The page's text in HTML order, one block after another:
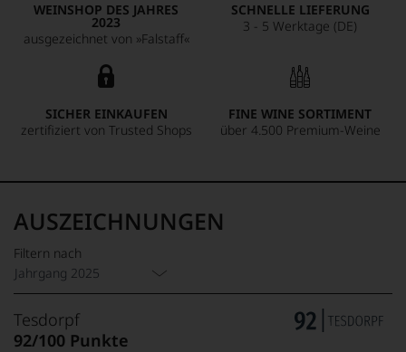
WEINSHOP DES JAHRES
2023
ausgezeichnet von »Falstaff«
SCHNELLE LIEFERUNG
3 - 5 Werktage (DE)
SICHER EINKAUFEN
zertifiziert von Trusted Shops
FINE WINE SORTIMENT
über 4.500 Premium-Weine
AUSZEICHNUNGEN
Filtern nach
Jahrgang 2025
Tesdorpf
92/100 Punkte